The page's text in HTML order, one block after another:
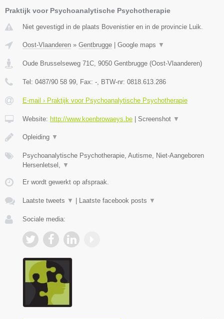
Praktijk voor Psychoanalytische Psychotherapie
Niet gevestigd in de plaats Bovenistier en in de provincie Luik.
Oost-Vlaanderen » Gentbrugge Google maps ▼
Oude Brusselseweg 71C, 9050 Gentbrugge (Oost-Vlaanderen)
Tel: 0487/90 58 99, Fax: -, BTW-nr: 0818.613.286
E-mail › Praktijk voor Psychoanalytische Psychotherapie
Website: http://www.koenbrowaeys.be Screenshot ▼
Opleiding ▼
Psychoanalytische Psychotherapie, Autisme, Niet-Aangeboren
Hersenletsel, ▼
Er wordt gewerkt op afspraak.
Laatste tweets ▼ Laatste facebook posts ▼
Sociale media: